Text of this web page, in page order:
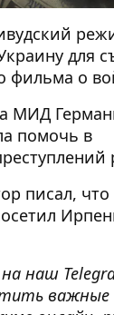
для
фильма о
МИД
помочь в
писал, что
на наш
важные